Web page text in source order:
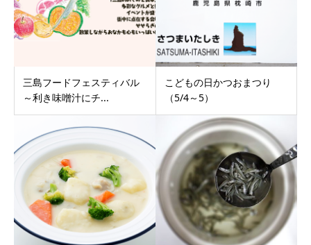
三島フードフェスティバル
～利き味噌汁にチ...
こどもの日かつおまつり
（5/4～5）